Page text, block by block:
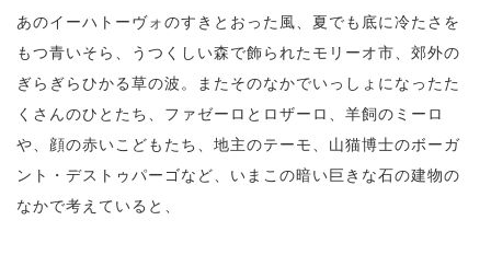
あのイーハトーヴォのすきとおった風、夏でも底に冷たさを
もつ青いそら、うつくしい森で飾られたモリーオ市、郊外の
ぎらぎらひかる草の波。またそのなかでいっしょになったた
くさんのひとたち、ファゼーロとロザーロ、羊飼のミーロ
や、顔の赤いこどもたち、地主のテーモ、山猫博士のボーガ
ント・デストゥパーゴなど、いまこの暗い巨きな石の建物の
なかで考えていると、